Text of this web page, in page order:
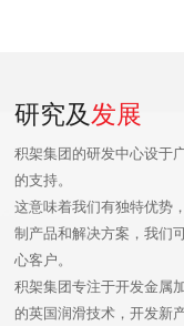
研究及 发展
积架集团的研发中心设于
的支持。
这意味着我们有独特优势
制产品和解决方案，我们
心客户。
积架集团专注于开发金属
的英国润滑技术，开发新
集团旗下
理体系认
从配方研
程均遵照
服务质